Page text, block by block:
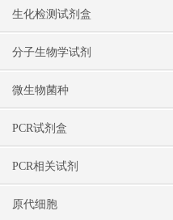
生化检测试剂盒
分子生物学试剂
微生物菌种
PCR试剂盒
PCR相关试剂
原代细胞